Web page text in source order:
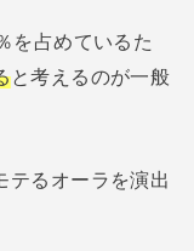
を占めているた
と考えるのが一般
テるオーラを演出